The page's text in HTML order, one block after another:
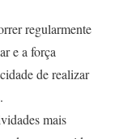
regularmente
e a força
de realizar
mais